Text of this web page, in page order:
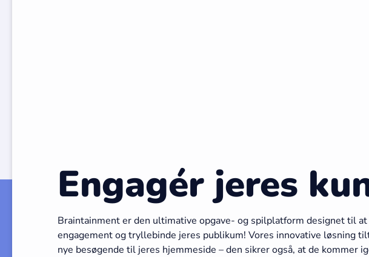
Engagér jeres
Braintainment er den ultimative opgave- og spilplatform designet til
engagement og tryllebinde jeres publikum! Vores innovative løsning
nye besøgende til jeres hjemmeside – den sikrer også, at de kommer